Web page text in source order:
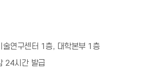
술연구센터 1층, 대학본부 1층
24시간 발급